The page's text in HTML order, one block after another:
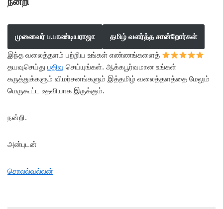
முனைவர் ப.பாண்டியராஜா தமிழ் வளர்த்த சான்றோர்கள்
இந்த வலைத்தளம் பற்றிய உங்கள் எண்ணங்களைத்
தயவுசெய்து பதிவு செய்யுங்கள். ஆக்கபூர்வமான உங்கள்
கருத்துக்களும் விமர்சனங்களும் இத்தமிழ் வலைத்தளத்தை மேலும்
மெருகூட்ட உதவியாக இருக்கும்.
நன்றி.
அன்புடன்
சொலல்வல்லன்